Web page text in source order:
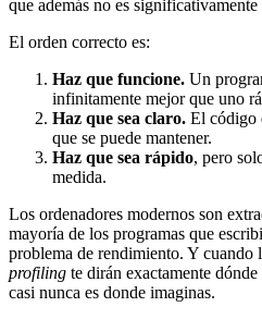
que además no es
El orden correcto es:
Haz que funcione. Un
infinitamente mejor que uno
Haz que sea claro. El código
que se puede mantener.
Haz que sea rápido, pero
medida.
Los ordenadores modernos son
mayoría de los programas que
problema de rendimiento. Y cuando
profiling te dirán exactamente
casi nunca es donde imaginas.